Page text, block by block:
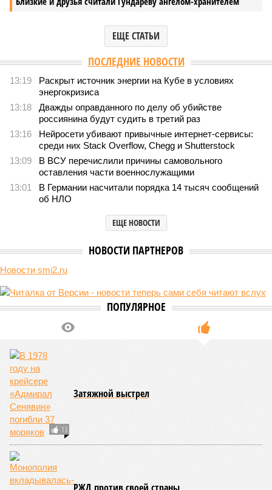
ЕЩЕ СТАТЬИ
ПОСЛЕДНИЕ НОВОСТИ
13:19
Раскрыт источник энергии на Кубе в условиях
энергокризиса
13:18
Дважды оправданного по делу об убийстве
россиянина будут судить в третий раз
13:16
Нейросети убивают привычные интернет-сервисы:
среди них Stack Overflow, Chegg и Shutterstock
13:09
В ВСУ перечислили причины самовольного
оставления части военнослужащими
13:01
В Германии насчитали порядка 14 тысяч сообщений
об НЛО
ЕЩЕ НОВОСТИ
НОВОСТИ ПАРТНЕРОВ
ИИ
Будет прорыв: военный эксперт дал прогноз
Новости smi2.ru